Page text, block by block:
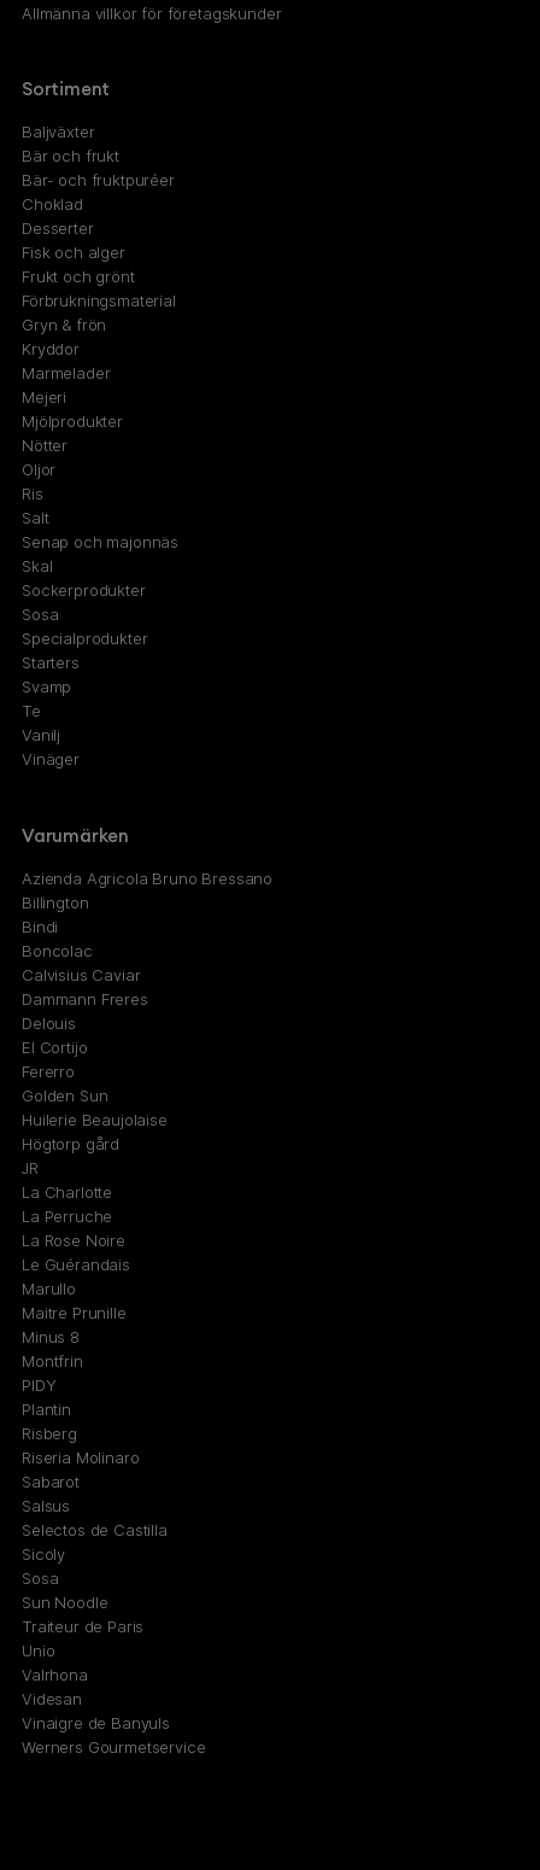
Allmänna villkor för företagskunder
Sortiment
Baljväxter
Bär och frukt
Bär- och fruktpuréer
Choklad
Desserter
Fisk och alger
Frukt och grönt
Förbrukningsmaterial
Gryn & frön
Kryddor
Marmelader
Mejeri
Mjölprodukter
Nötter
Oljor
Ris
Salt
Senap och majonnäs
Skal
Sockerprodukter
Sosa
Specialprodukter
Starters
Svamp
Te
Vanilj
Vinäger
Varumärken
Azienda Agricola Bruno Bressano
Billington
Bindi
Boncolac
Calvisius Caviar
Dammann Freres
Delouis
El Cortijo
Fererro
Golden Sun
Huilerie Beaujolaise
Högtorp gård
JR
La Charlotte
La Perruche
La Rose Noire
Le Guérandais
Marullo
Maitre Prunille
Minus 8
Montfrin
PIDY
Plantin
Risberg
Riseria Molinaro
Sabarot
Salsus
Selectos de Castilla
Sicoly
Sosa
Sun Noodle
Traiteur de Paris
Unio
Valrhona
Videsan
Vinaigre de Banyuls
Werners Gourmetservice